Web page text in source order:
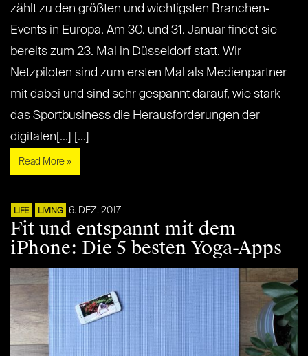
zählt zu den größten und wichtigsten Branchen-
Events in Europa. Am 30. und 31. Januar findet sie
bereits zum 23. Mal in Düsseldorf statt. Wir
Netzpiloten sind zum ersten Mal als Medienpartner
mit dabei und sind sehr gespannt darauf, wie stark
das Sportbusiness die Herausforderungen der
digitalen[...] [...]
Read More »
LIFE LIVING 6. DEZ. 2017
Fit und entspannt mit dem
iPhone: Die 5 besten Yoga-Apps